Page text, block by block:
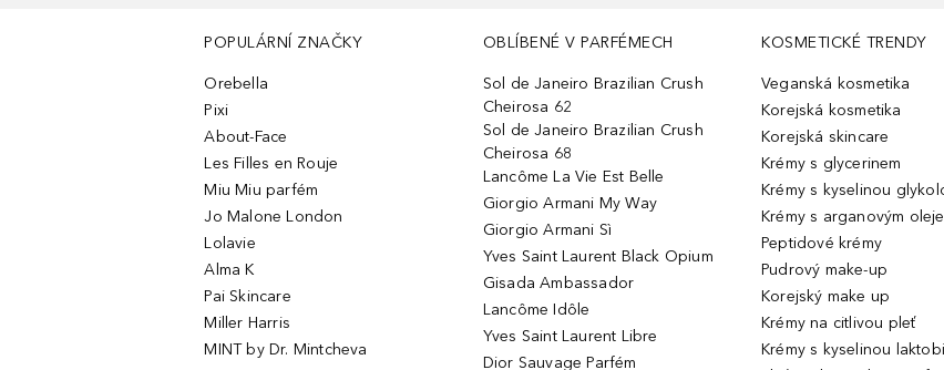
POPULÁRNÍ ZNAČKY
Orebella
Pixi
About-Face
Les Filles en Rouje
Miu Miu parfém
Jo Malone London
Lolavie
Alma K
Pai Skincare
Miller Harris
MINT by Dr. Mintcheva
OBLÍBENÉ V PARFÉMECH
Sol de Janeiro Brazilian Crush
Cheirosa 62
Sol de Janeiro Brazilian Crush
Cheirosa 68
Lancôme La Vie Est Belle
Giorgio Armani My Way
Giorgio Armani Sì
Yves Saint Laurent Black Opium
Gisada Ambassador
Lancôme Idôle
Yves Saint Laurent Libre
Dior Sauvage Parfém
KOSMETICKÉ TRENDY
Veganská kosmetika
Korejská kosmetika
Korejská skincare
Krémy s glycerinem
Krémy s kyselinou
Krémy s arganovým
Peptidové krémy
Pudrový make-up
Korejský make up
Krémy na citlivou pleť
Krémy s kyselinou